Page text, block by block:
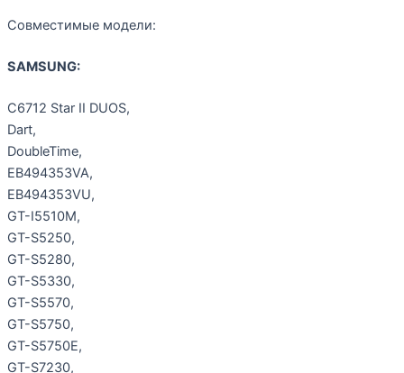
Совместимые модели:
SAMSUNG:
C6712 Star II DUOS,
Dart,
DoubleTime,
EB494353VA,
EB494353VU,
GT-I5510M,
GT-S5250,
GT-S5280,
GT-S5330,
GT-S5570,
GT-S5750,
GT-S5750E,
GT-S7230,